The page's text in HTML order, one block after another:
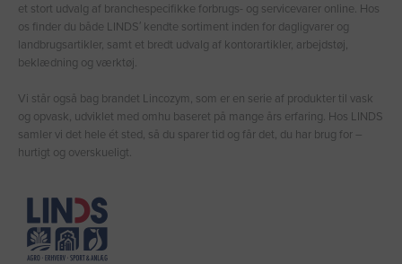
et stort udvalg af branchespecifikke forbrugs- og servicevarer online. Hos
os finder du både LINDS′ kendte sortiment inden for dagligvarer og
landbrugsartikler, samt et bredt udvalg af kontorartikler, arbejdstøj,
beklædning og værktøj.
Vi står også bag brandet Lincozym, som er en serie af produkter til vask
og opvask, udviklet med omhu baseret på mange års erfaring. Hos LINDS
samler vi det hele ét sted, så du sparer tid og får det, du har brug for –
hurtigt og overskueligt.